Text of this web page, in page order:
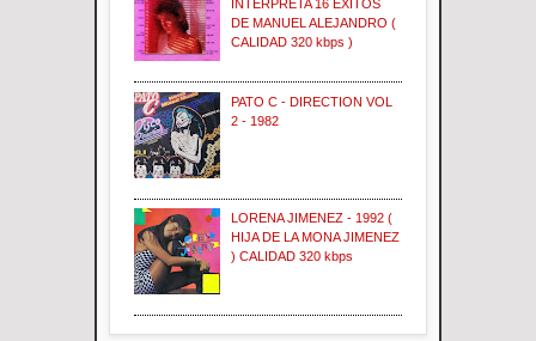
INTERPRETA 16 EXITOS
DE MANUEL ALEJANDRO (
CALIDAD 320 kbps )
PATO C - DIRECTION VOL
2 - 1982
LORENA JIMENEZ - 1992 (
HIJA DE LA MONA JIMENEZ
) CALIDAD 320 kbps